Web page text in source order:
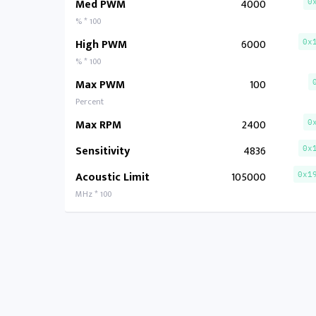
Med PWM
% * 100
4000
High PWM
% * 100
6000
Max PWM
Percent
100
Max RPM 2400
Sensitivity 4836
Acoustic Limit
MHz * 100
105000